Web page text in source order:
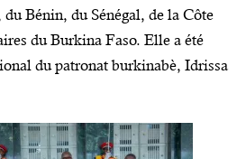
Bénin, du Sénégal, de la Côte
du Burkina Faso. Elle a été
du patronat burkinabè, Idrissa